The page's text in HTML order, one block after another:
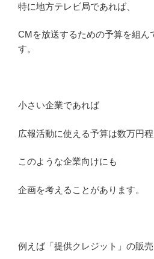
特に地方テレビ局であれば、
CMを放送するための予算を組ん
す。
小さい企業であれば
広報活動に使える予算は数万円
このような企業向けにも
企画を考えることがあります。
例えば「提供クレジット」の販売